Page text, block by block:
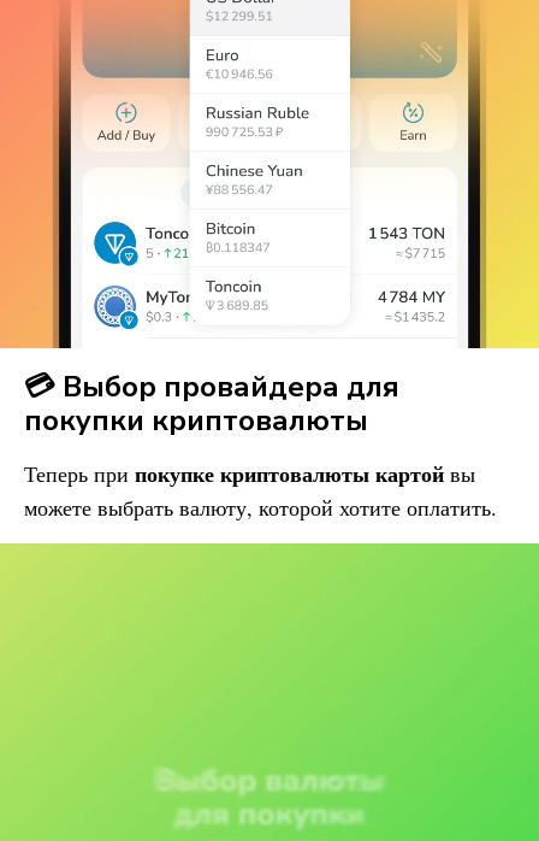
💳 Выбор провайдера для
покупки криптовалюты
Теперь при покупке криптовалюты картой вы
можете выбрать валюту, которой хотите оплатить.